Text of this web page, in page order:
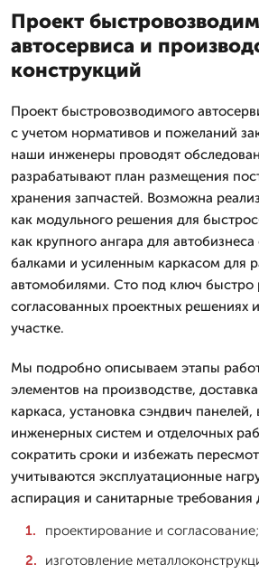
Проект
автосервиса и
конструкций
Проект быстровозводимого
с учетом нормативов и пожеланий
наши инженеры проводят
разрабатывают план размещения
хранения запчастей. Возможна
как модульного решения для
как крупного ангара для
балками и усиленным каркасом для
автомобилями. Сто под ключ быстро
согласованных проектных решениях
участке.
Мы подробно описываем этапы
элементов на производстве,
каркаса, установка сэндвич
инженерных систем и отделочных
сократить сроки и избежать
учитываются эксплуатационные
аспирация и санитарные требования
проектирование и согласование;
изготовление